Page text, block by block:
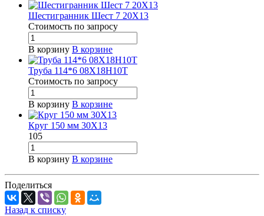
Шестигранник Шест 7 20Х13
Стоимость по запросу
В корзину В корзине
Труба 114*6 08Х18Н10Т
Стоимость по запросу
В корзину В корзине
Круг 150 мм 30Х13
105
В корзину В корзине
Поделиться
Назад к списку